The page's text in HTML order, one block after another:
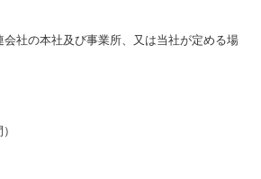
会社の本社及び事業所、又は当社が定める場